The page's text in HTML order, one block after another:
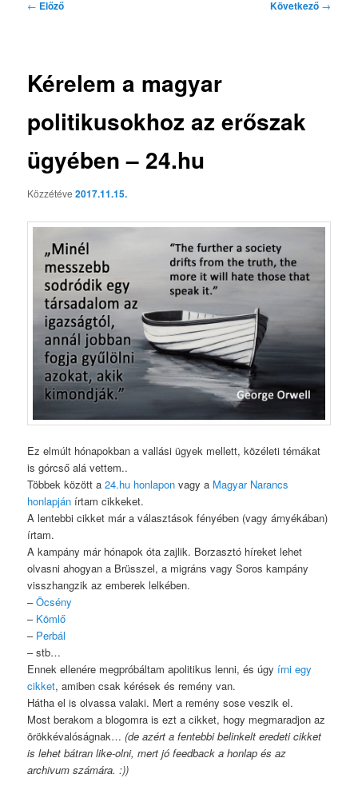
Bejegyzés
← Előző Következő →
Kérelem a magyar
politikusokhoz az erőszak
ügyében – 24.hu
Közzétéve2017.11.15.
Ez elmúlt hónapokban a vallási ügyek mellett, közéleti témákat
is górcső alá vettem..
Többek között a24.hu honlapon vagy a Magyar Narancs
honlapján írtam cikkeket.
A lentebbi cikket már a választások fényében (vagy árnyékában)
írtam.
A kampány már hónapok óta zajlik. Borzasztó híreket lehet
olvasni ahogyan a Brüsszel, a migráns vagy Soros kampány
visszhangzik az emberek lelkében.
–Öcsény
– Kömlő
– Perbál
– stb…
Ennek ellenére megpróbáltam apolitikus lenni, és úgy írni egy
cikket, amiben csak kérések és remény van.
Hátha el is olvassa valaki. Mert a remény sose veszik el.
Most berakom a blogomra is ezt a cikket, hogy megmaradjon az
örökkévalóságnak…(de azért a fentebbi belinkelt eredeti cikket
is lehet bátran like-olni, mert jó feedback a honlap és az
archivum számára. :))